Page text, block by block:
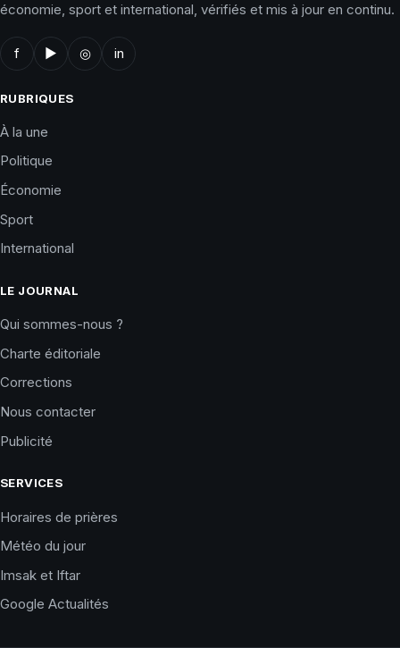
économie, sport et international, vérifiés et mis à jour en continu.
f ▶ ◎ in
RUBRIQUES
À la une
Politique
Économie
Sport
International
LE JOURNAL
Qui sommes-nous ?
Charte éditoriale
Corrections
Nous contacter
Publicité
SERVICES
Horaires de prières
Météo du jour
Imsak et Iftar
Google Actualités